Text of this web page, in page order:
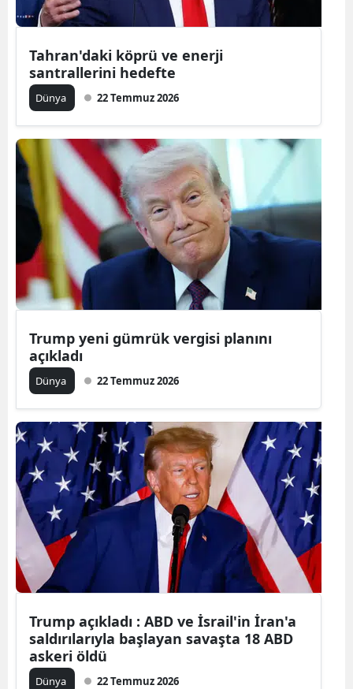
Tahran'daki köprü ve enerji
santrallerini hedefte
Dünya 22 Temmuz 2026
Trump yeni gümrük vergisi planını
açıkladı
Dünya 22 Temmuz 2026
Trump açıkladı : ABD ve İsrail'in İran'a
saldırılarıyla başlayan savaşta 18 ABD
askeri öldü
Dünya 22 Temmuz 2026